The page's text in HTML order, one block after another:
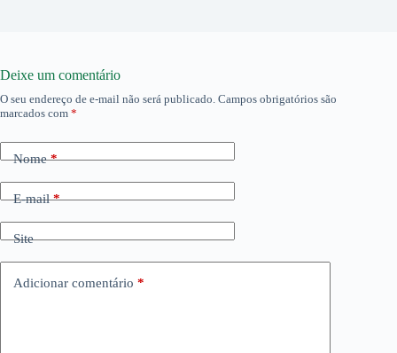
Deixe um comentário
O seu endereço de e-mail não será publicado. Campos obrigatórios são
marcados com *
Nome*
E-mail*
Site
Adicionar comentário *